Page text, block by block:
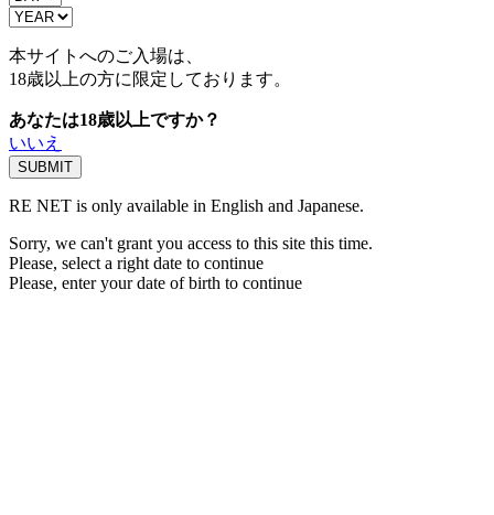
本サイトへのご入場は、
18歳以上の方に限定しております。
あなたは18歳以上ですか？
いいえ
RE NET is only available in English and Japanese.
Sorry, we can't grant you access to this site this time.
Please, select a right date to continue
Please, enter your date of birth to continue